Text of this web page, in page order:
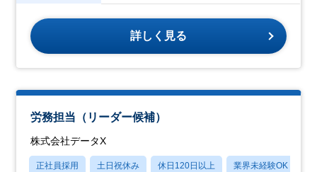
詳しく見る
労務担当（リーダー候補）
株式会社データX
正社員採用 土日祝休み 休日120日以上 業界未経験OK